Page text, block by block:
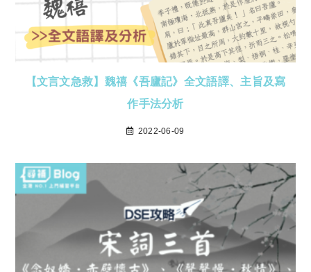
【文言文急救】魏禧《吾廬記》全文語譯、主旨及寫
作手法分析
2022-06-09